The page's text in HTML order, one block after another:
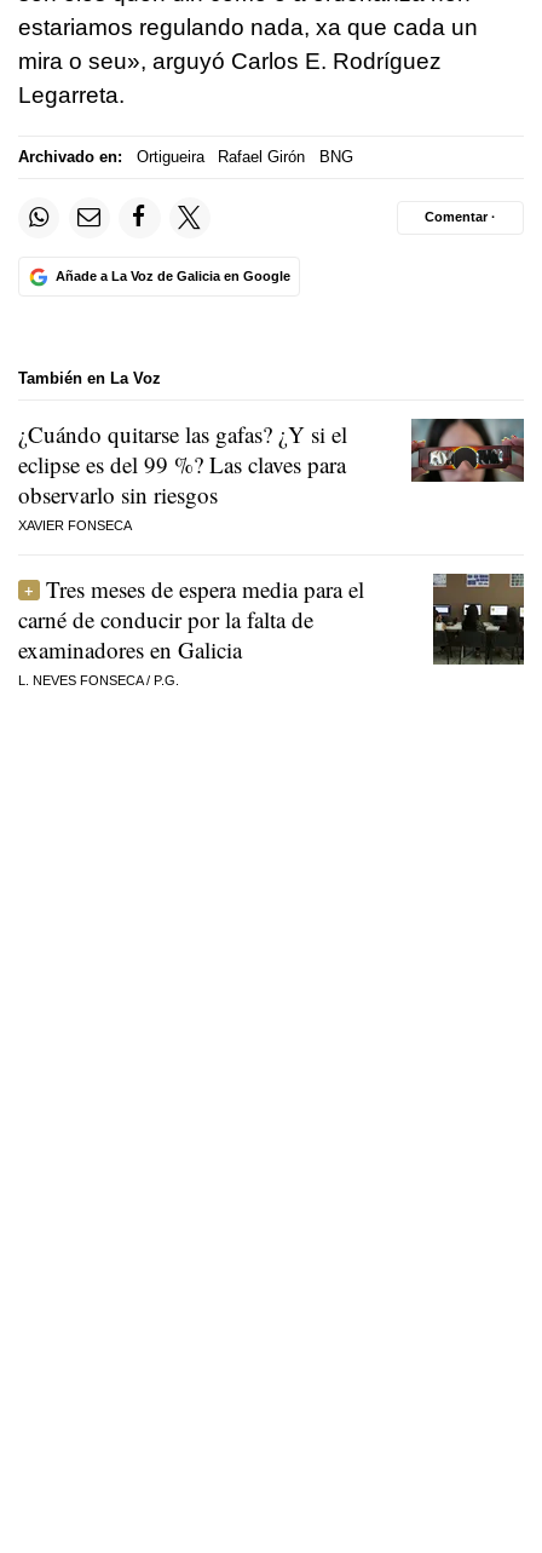
estariamos regulando nada, xa que cada un
mira o seu», arguyó Carlos E. Rodríguez
Legarreta.
Archivado en: Ortigueira Rafael Girón BNG
Añade a La Voz de Galicia en Google
Comentar ·
También en La Voz
¿Cuándo quitarse las gafas? ¿Y si el
eclipse es del 99 %? Las claves para
observarlo sin riesgos
XAVIER FONSECA
Tres meses de espera media para el
carné de conducir por la falta de
examinadores en Galicia
L. NEVES FONSECA/ P.G.